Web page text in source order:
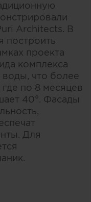
Architects. В
построить
проекта
комплекса
что более
по 8 месяцев
40°. Фасады
Для